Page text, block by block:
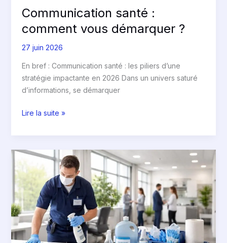
Communication santé :
comment vous démarquer ?
27 juin 2026
En bref : Communication santé : les piliers d’une
stratégie impactante en 2026 Dans un univers saturé
d’informations, se démarquer
Lire la suite »
Hygiène
services
solutions